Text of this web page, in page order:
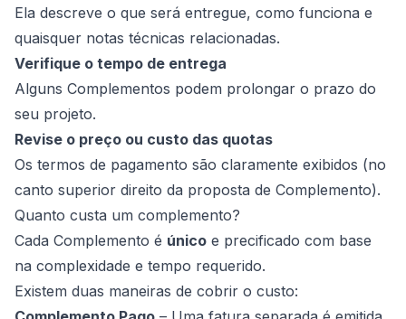
Ela descreve o que será entregue, como funciona e
quaisquer notas técnicas relacionadas.
Verifique o tempo de entrega
Alguns Complementos podem prolongar o prazo do
seu projeto.
Revise o preço ou custo das quotas
Os termos de pagamento são claramente exibidos (no
canto superior direito da proposta de Complemento).
Quanto custa um complemento?
Cada Complemento é único e precificado com base
na complexidade e tempo requerido.
Existem duas maneiras de cobrir o custo: